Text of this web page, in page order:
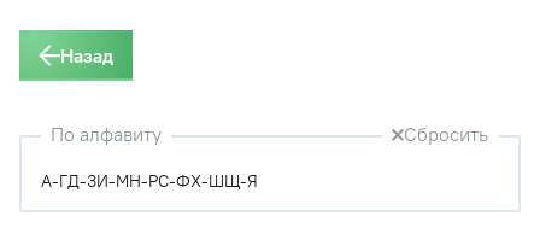
Назад
По алфавиту Сбросить
А-ГД-ЗИ-МН-РС-ФХ-ШЩ-Я